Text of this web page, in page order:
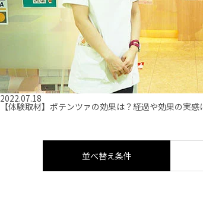
2022.07.18
【体験取材】ポテンツァの効果は？経過や効果の実感
並べ替え条件